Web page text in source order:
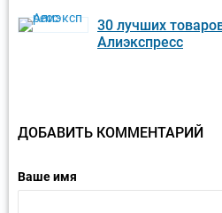
30 лучших
Алиэкспресс
ДОБАВИТЬ КОММЕНТАРИЙ
Ваше имя